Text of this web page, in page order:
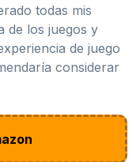
todas mis
de los juegos y
de juego
considerar